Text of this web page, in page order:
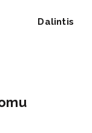
Dalintis